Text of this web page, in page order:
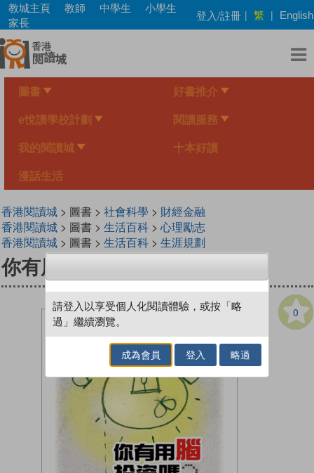
Skip
main
content
教城主頁 教師 中學生
小學生
家長
登入/註冊 | 繁 | English
圖書 好書推介
e悅讀學校計劃 閱讀服務
我的閱讀城 十本好讀
漫話生活
香港閱讀城> 圖書 > 社會科學 > 財經金融
香港閱讀城> 圖書 > 生活百科> 心理勵志
香港閱讀城> 圖書 > 生活百科> 生涯規劃
你有用腦投資嗎？
0
請登入以享受個人化閱讀體驗，或按「略
過」繼續瀏覽。
成為會員 登入 略過